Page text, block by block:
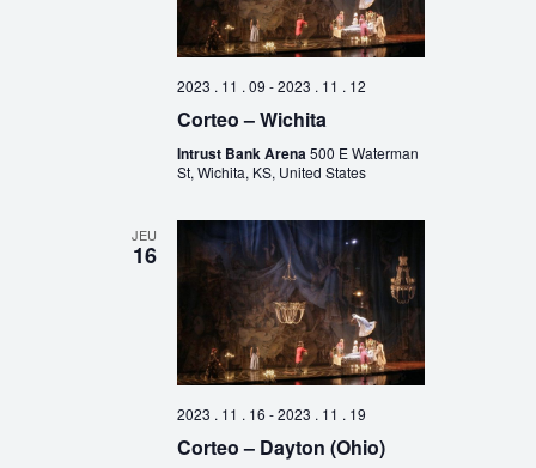
2023 . 11 . 09 -2023 . 11 . 12
Corteo – Wichita
Intrust Bank Arena500 E Waterman
St, Wichita, KS, United States
JEU
16
2023 . 11 . 16 -2023 . 11 . 19
Corteo – Dayton (Ohio)